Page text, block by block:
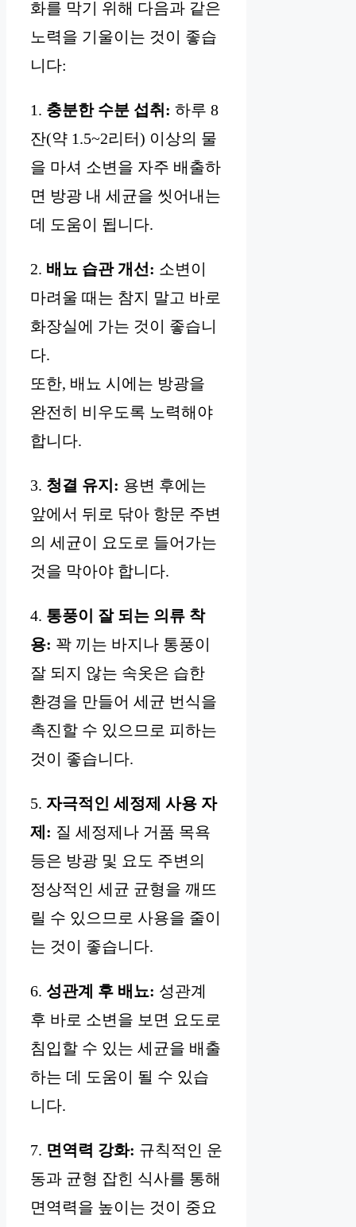
화를 막기 위해 다음과 같은
노력을 기울이는 것이 좋습
니다:
1. 충분한 수분 섭취: 하루 8
잔(약 1.5~2리터) 이상의 물
을 마셔 소변을 자주 배출하
면 방광 내 세균을 씻어내는
데 도움이 됩니다.
2. 배뇨 습관 개선: 소변이
마려울 때는 참지 말고 바로
화장실에 가는 것이 좋습니
다.
또한, 배뇨 시에는 방광을
완전히 비우도록 노력해야
합니다.
3. 청결 유지: 용변 후에는
앞에서 뒤로 닦아 항문 주변
의 세균이 요도로 들어가는
것을 막아야 합니다.
4. 통풍이 잘 되는 의류 착
용: 꽉 끼는 바지나 통풍이
잘 되지 않는 속옷은 습한
환경을 만들어 세균 번식을
촉진할 수 있으므로 피하는
것이 좋습니다.
5. 자극적인 세정제 사용 자
제: 질 세정제나 거품 목욕
등은 방광 및 요도 주변의
정상적인 세균 균형을 깨뜨
릴 수 있으므로 사용을 줄이
는 것이 좋습니다.
6. 성관계 후 배뇨: 성관계
후 바로 소변을 보면 요도로
침입할 수 있는 세균을 배출
하는 데 도움이 될 수 있습
니다.
7. 면역력 강화: 규칙적인 운
동과 균형 잡힌 식사를 통해
면역력을 높이는 것이 중요